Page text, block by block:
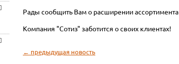
Рады сообщить Вам о расширении ассортимента
Компания "Сотиз" заботится о своих клиентах!
← предыдущая новость